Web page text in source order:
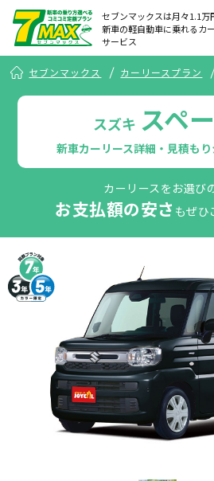
セブンマックスは月々1.1万
新車の軽自動車に乗れるカ
サービス
セブンマックス カーリースプラン
スズキ スペ
新車カーリース詳細・見積も
カーリースをお選び
お支払額の安さ もぜひ